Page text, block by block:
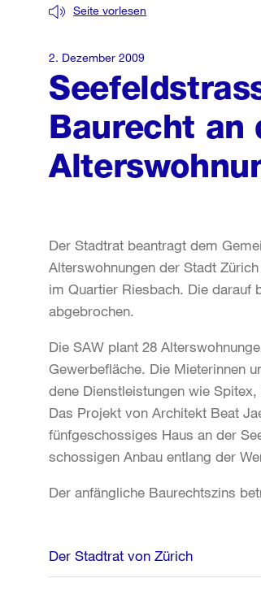
Baurecht an
Seite vorlesen
2. Dezember 2009
Der Stadtrat beantragt dem
Alterswohnungen der Stadt
im Quartier Riesbach. Die darauf
abgebrochen.
Die SAW plant 28
Gewerbefläche. Die Mieterinnen
dene Dienstleistungen wie
Das Projekt von Architekt Beat
fünfgeschossiges Haus an der
schossigen Anbau entlang der
Der anfängliche Baurechtszins
Weitere
Informationen
Der Stadtrat von Zürich